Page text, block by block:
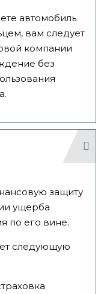
автомобиль
вам следует
компании
без
защиту
ущерба
по его вине.
следующую